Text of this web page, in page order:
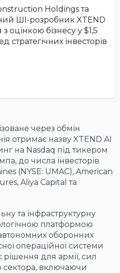
Holdings та
ШІ-розробник XTEND
оцінкою бізнесу у $1,5
інвесторів
через обмін
отримає назву XTEND AI
на Nasdaq під тикером
до числа інвесторів
(NYSE: UMAC), American
Aliya Capital та
та інфраструктурну
платформою
оборонних
операційної системи
для армії, сил
сектора, включаючи